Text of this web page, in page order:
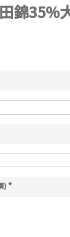
錦35%
)